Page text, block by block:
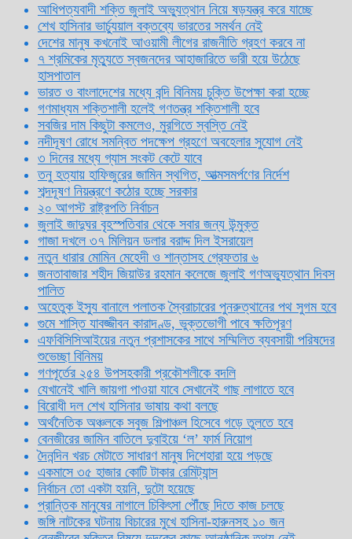
আধিপত্যবাদী শক্তি জুলাই অভ্যুত্থান নিয়ে ষড়যন্ত্র করে যাচ্ছে
শেখ হাসিনার ভার্চ্যুয়াল বক্তব্যে ভারতের সমর্থন নেই
দেশের মানুষ কখনোই আওয়ামী লীগের রাজনীতি গ্রহণ করবে না
৭ শ্রমিকের মৃত্যুতে স্বজনদের আহাজারিতে ভারী হয়ে উঠেছে
হাসপাতাল
ভারত ও বাংলাদেশের মধ্যে বন্দি বিনিময় চুক্তি উপেক্ষা করা হচ্ছে
গণমাধ্যম শক্তিশালী হলেই গণতন্ত্র শক্তিশালী হবে
সবজির দাম কিছুটা কমলেও, মুরগিতে স্বস্তি নেই
নদীদূষণ রোধে সমন্বিত পদক্ষেপ গ্রহণে অবহেলার সুযোগ নেই
৩ দিনের মধ্যে গ্যাস সংকট কেটে যাবে
তনু হত্যায় হাফিজুরের জামিন স্থগিত, আত্মসমর্পণের নির্দেশ
শব্দদূষণ নিয়ন্ত্রণে কঠোর হচ্ছে সরকার
২০ আগস্ট রাষ্ট্রপতি নির্বাচন
জুলাই জাদুঘর বৃহস্পতিবার থেকে সবার জন্য উন্মুক্ত
গাজা দখলে ৩৭ মিলিয়ন ডলার বরাদ্দ দিল ইসরায়েল
নতুন ধারার মোমিন মেহেদী ও শান্তাসহ গ্রেফতার ৬
জনতাবাজার শহীদ জিয়াউর রহমান কলেজে জুলাই গণঅভ্যুত্থান দিবস
পালিত
অহেতুক ইস্যু বানালে পলাতক স্বৈরাচারের পুনরুত্থানের পথ সুগম হবে
গুমে শাস্তি যাবজ্জীবন কারাদণ্ড, ভুক্তভোগী পাবে ক্ষতিপূরণ
এফবিসিসিআইয়ের নতুন প্রশাসকের সাথে সম্মিলিত ব্যবসায়ী পরিষদের
শুভেচ্ছা বিনিময়
গণপূর্তের ২৫৪ উপসহকারী প্রকৌশলীকে বদলি
যেখানেই খালি জায়গা পাওয়া যাবে সেখানেই গাছ লাগাতে হবে
বিরোধী দল শেখ হাসিনার ভাষায় কথা বলছে
অর্থনৈতিক অঞ্চলকে সবুজ শিল্পাঞ্চল হিসেবে গড়ে তুলতে হবে
বেনজীরের জামিন বাতিলে দুবাইয়ে ‌‘ল’ ফার্ম নিয়োগ
দৈনন্দিন খরচ মেটাতে সাধারণ মানুষ দিশেহারা হয়ে পড়ছে
একমাসে ৩৫ হাজার কোটি টাকার রেমিট্যান্স
নির্বাচন তো একটা হয়নি, দুটো হয়েছে
প্রান্তিক মানুষের নাগালে চিকিৎসা পৌঁছে দিতে কাজ চলছে
জঙ্গি নাটকের ঘটনায় বিচারের মুখে হাসিনা-হারুনসহ ১০ জন